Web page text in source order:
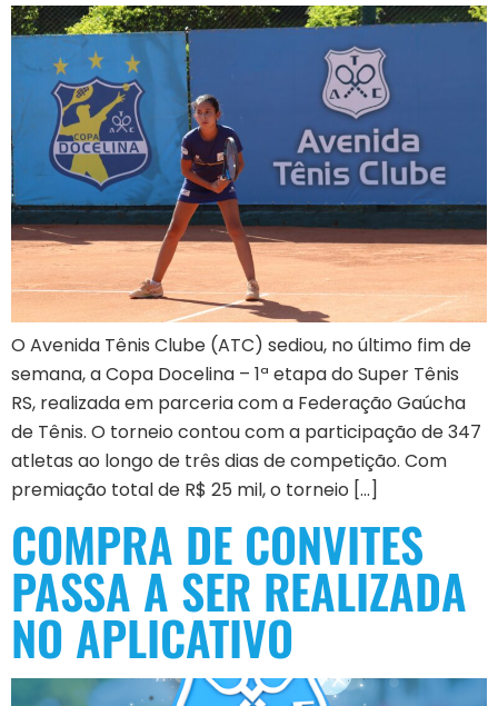
O Avenida Tênis Clube (ATC) sediou, no último fim de
semana, a Copa Docelina – 1ª etapa do Super Tênis
RS, realizada em parceria com a Federação Gaúcha
de Tênis. O torneio contou com a participação de 347
atletas ao longo de três dias de competição. Com
premiação total de R$ 25 mil, o torneio […]
COMPRA DE CONVITES
PASSA A SER REALIZADA
NO APLICATIVO